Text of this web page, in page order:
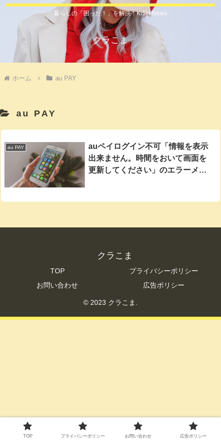
暮らしの「困った！」を解決！KiSH News
クラこま
ホーム au PAY
au PAY
au PAY
auペイログイン不可「情報を表示
出来ません。時間をおいて画面を
更新してください」のエラーメッ
クラこま
TOP
プライバシーポリシー
お問い合わせ
広告ポリシー
© 2023 クラこま.
TOP プライバシーポリシー お問い合わせ 広告ポリシー